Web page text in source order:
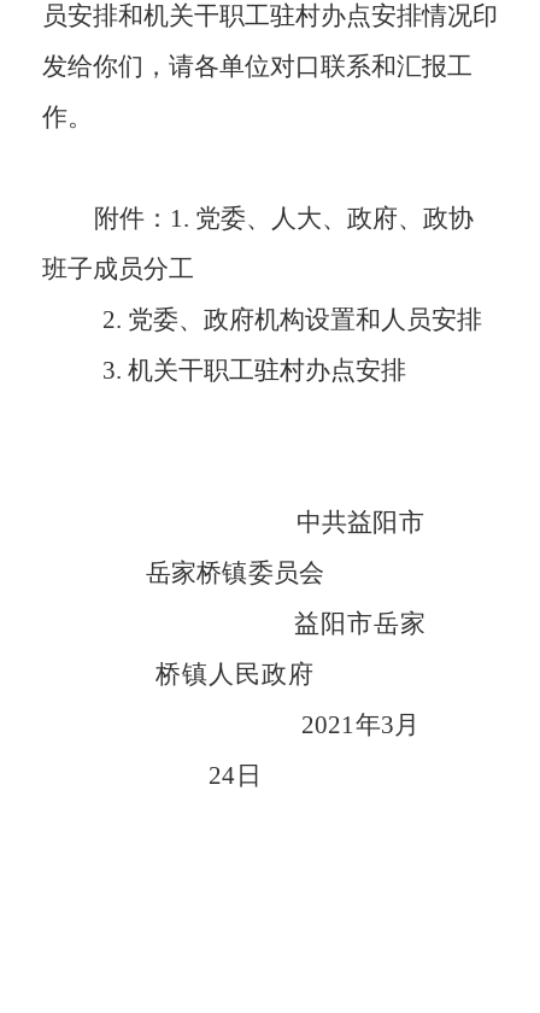
员安排和机关干职工驻村办点安排情况印
发给你们，请各单位对口联系和汇报工
作。
附件： 1. 党委、人大、政府、政协
班子成员分工
2. 党委、 政府机构设置和 人员安排
3. 机关干职工驻村办点安排
中共益阳市
岳家桥镇委员会
益阳市岳家
桥镇人民政府
2021年3月
24 日